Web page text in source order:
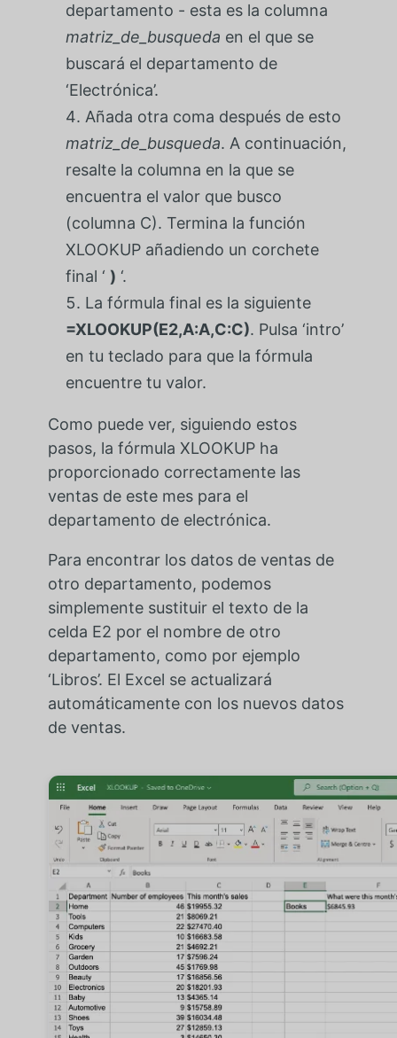
departamento - esta es la columna
matriz_de_busqueda en el que se
buscará el departamento de
‘Electrónica’.
Añada otra coma después de esto
matriz_de_busqueda. A continuación,
resalte la columna en la que se
encuentra el valor que busco
(columna C). Termina la función
XLOOKUP añadiendo un corchete
final ‘ ) ‘.
La fórmula final es la siguiente
=XLOOKUP(E2,A:A,C:C). Pulsa ‘intro’
en tu teclado para que la fórmula
encuentre tu valor.
Como puede ver, siguiendo estos
pasos, la fórmula XLOOKUP ha
proporcionado correctamente las
ventas de este mes para el
departamento de electrónica.
Para encontrar los datos de ventas de
otro departamento, podemos
simplemente sustituir el texto de la
celda E2 por el nombre de otro
departamento, como por ejemplo
‘Libros’. El Excel se actualizará
automáticamente con los nuevos datos
de ventas.